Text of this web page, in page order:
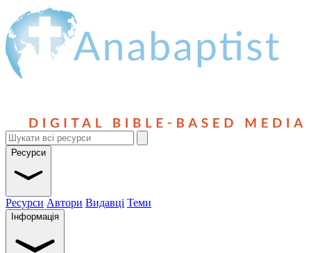
Ресурси
Ресурси Автори Видавці Теми
Інформація